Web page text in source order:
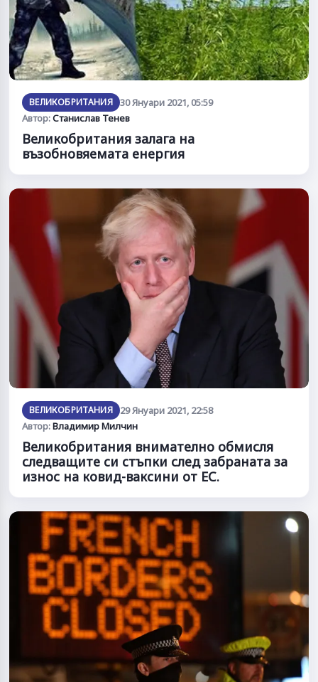
ВЕЛИКОБРИТАНИЯ 30 Януари 2021, 05:59
Автор:Станислав Тенев
Великобритания залага на
възобновяемата енергия
ВЕЛИКОБРИТАНИЯ
29 Януари 2021, 22:58
Автор:Владимир Милчин
Великобритания внимателно обмисля
следващите си стъпки след забраната за
износ на ковид-ваксини от ЕС.